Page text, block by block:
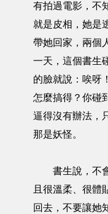
有拍過電影，不
就是皮相，她是
帶她回家，兩個
一天，這個書生
的臉就說：唉呀
怎麼搞得？你碰
逼得沒有辦法，
那是妖怪。
書生說，不會
且很溫柔、很體
回去，不要讓她